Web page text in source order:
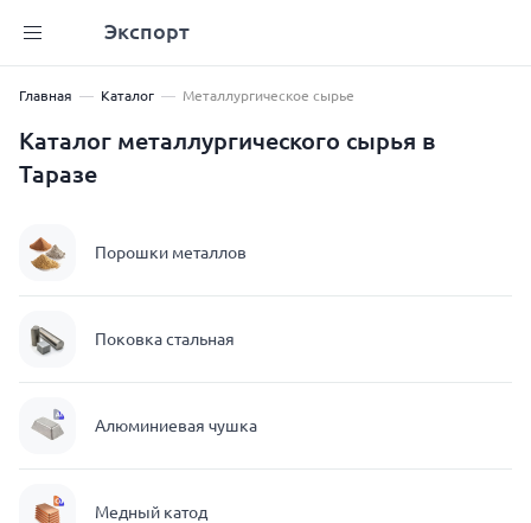
Экспорт
Главная Каталог Металлургическое сырье
Каталог металлургического сырья в
Таразе
Порошки металлов
Поковка стальная
Алюминиевая чушка
Медный катод